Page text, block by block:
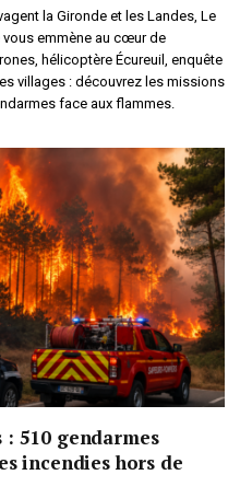
la Gironde et les Landes, Le
vous emmène au cœur de
hélicoptère Écureuil, enquête
villages : découvrez les missions
face aux flammes.
510 gendarmes
incendies hors de